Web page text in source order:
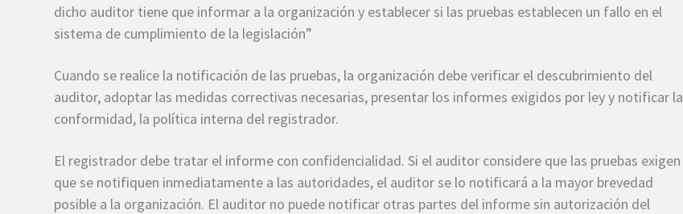
dicho auditor tiene que informar a la organización y establecer si las pruebas establecen un fallo en el
sistema de cumplimiento de la legislación”
Cuando se realice la notificación de las pruebas, la organización debe verificar el descubrimiento del
auditor, adoptar las medidas correctivas necesarias, presentar los informes exigidos por ley y notificar la
conformidad, la política interna del registrador.
El registrador debe tratar el informe con confidencialidad. Si el auditor considere que las pruebas exigen
que se notifiquen inmediatamente a las autoridades, el auditor se lo notificará a la mayor brevedad
posible a la organización. El auditor no puede notificar otras partes del informe sin autorización del